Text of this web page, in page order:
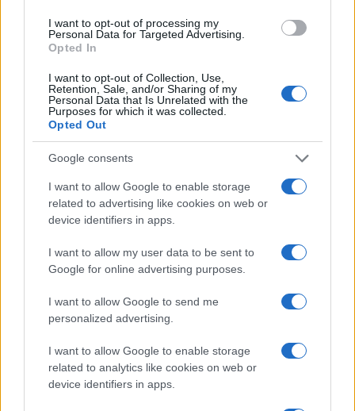
I want to opt-out of processing my
Personal Data for Targeted Advertising.
Opted In
I want to opt-out of Collection, Use,
Retention, Sale, and/or Sharing of my
Personal Data that Is Unrelated with the
Purposes for which it was collected.
Opted Out
Google consents
I want to allow Google to enable storage
related to advertising like cookies on web or
device identifiers in apps.
I want to allow my user data to be sent to
Google for online advertising purposes.
I want to allow Google to send me
personalized advertising.
I want to allow Google to enable storage
related to analytics like cookies on web or
device identifiers in apps.
Continua a leggere
SOSTENIBILITÀ